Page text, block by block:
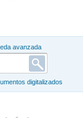
avanzada
digitalizados